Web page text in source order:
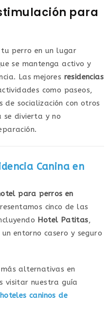
para
perro en un lugar
se mantenga activo y
Las mejores residencias
como paseos,
de socialización con otros
se divierta y no
Canina en
para perros en
cinco de las
Hotel Patitas,
entorno casero y seguro
alternativas en
visitar nuestra guía
caninos de